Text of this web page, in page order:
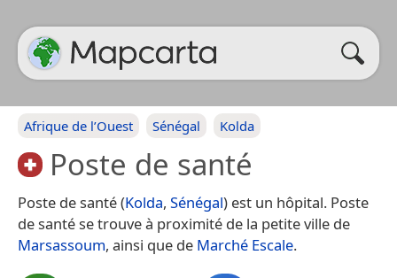
Afrique de l’Ouest Sénégal Kolda
Poste de santé
Poste de santé (Kolda, Sénégal) est un hôpital. Poste
de santé se trouve à proximité de la petite ville de
Marsassoum, ainsi que de Marché Escale.